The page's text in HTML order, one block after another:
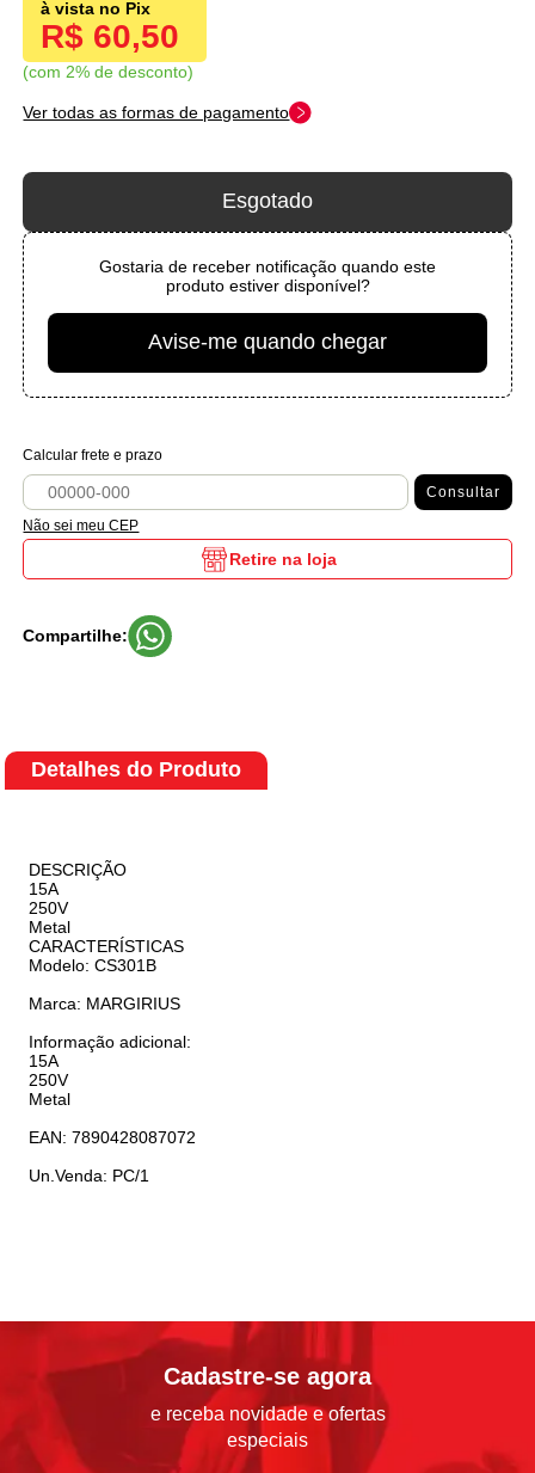
R$ 60,50
com 2% de desconto
Ver todas as formas de pagamento
Esgotado
Gostaria de receber notificação quando este
produto estiver disponível?
Avise-me quando chegar
Calcular frete e prazo
Consultar
Não sei meu CEP
Retire na loja
Compartilhe:
Detalhes do Produto
DESCRIÇÃO
15A
250V
Metal
CARACTERÍSTICAS
Modelo: CS301B
Marca: MARGIRIUS
Informação adicional:
15A
250V
Metal
EAN: 7890428087072
Un.Venda: PC/1
Cadastre-se agora
e receba novidade e ofertas
especiais